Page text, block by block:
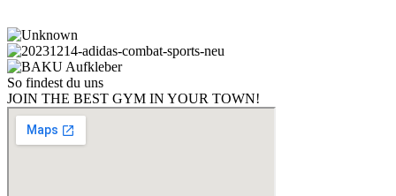
So findest du uns
JOIN THE BEST GYM IN YOUR TOWN!